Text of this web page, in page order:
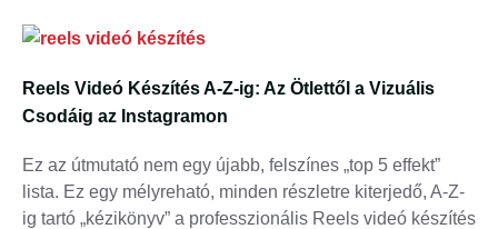
Reels Videó Készítés A-Z-ig: Az Ötlettől a Vizuális
Csodáig az Instagramon
Ez az útmutató nem egy újabb, felszínes „top 5 effekt”
lista. Ez egy mélyreható, minden részletre kiterjedő, A-Z-
ig tartó „kézikönyv” a professzionális Reels videó készítés